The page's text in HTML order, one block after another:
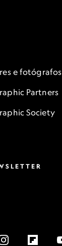
e fotógrafos
Partners
Society